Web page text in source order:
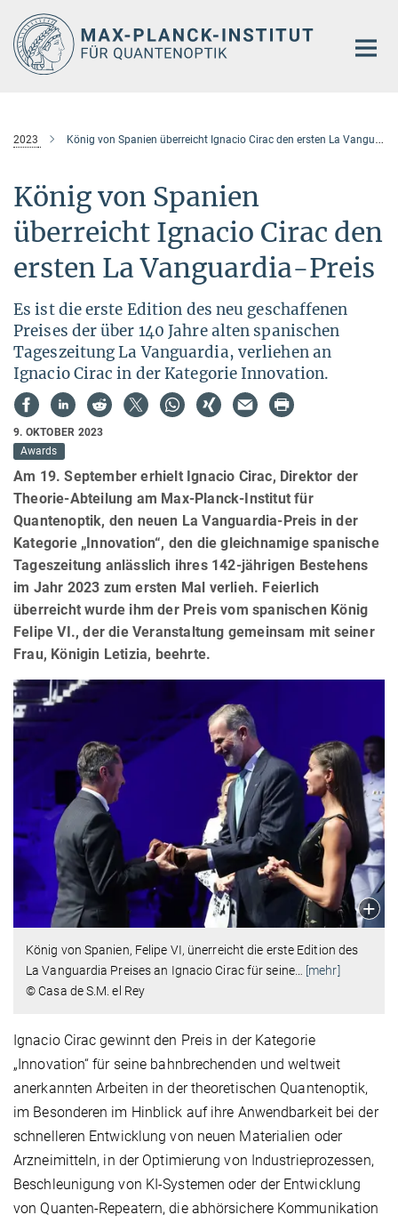
Hauptinhalt
2023 König von Spanien überreicht Ignacio Cirac den ersten La Vanguardia-Preis
König von Spanien
überreicht Ignacio Cirac den
ersten La Vanguardia-Preis
Es ist die erste Edition des neu geschaffenen
Preises der über 140 Jahre alten spanischen
Tageszeitung La Vanguardia, verliehen an
Ignacio Cirac in der Kategorie Innovation.
9. OKTOBER 2023
Awards
Am 19. September erhielt Ignacio Cirac, Direktor der
Theorie-Abteilung am Max-Planck-Institut für
Quantenoptik, den neuen La Vanguardia-Preis in der
Kategorie „Innovation“, den die gleichnamige spanische
Tageszeitung anlässlich ihres 142-jährigen Bestehens
im Jahr 2023 zum ersten Mal verlieh. Feierlich
überreicht wurde ihm der Preis vom spanischen König
Felipe VI., der die Veranstaltung gemeinsam mit seiner
Frau, Königin Letizia, beehrte.
König von Spanien, Felipe VI, ünerreicht die erste Edition des
La Vanguardia Preises an Ignacio Cirac für seine…
[mehr]
© Casa de S.M. el Rey
Ignacio Cirac gewinnt den Preis in der Kategorie
„Innovation“ für seine bahnbrechenden und weltweit
anerkannten Arbeiten in der theoretischen Quantenoptik,
im Besonderen im Hinblick auf ihre Anwendbarkeit bei der
schnelleren Entwicklung von neuen Materialien oder
Arzneimitteln, in der Optimierung von Industrieprozessen,
Beschleunigung von KI-Systemen oder der Entwicklung
von Quanten-Repeatern, die abhörsichere Kommunikation